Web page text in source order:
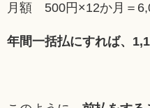
月額 500円×12か月＝
年間一括払にすれば、